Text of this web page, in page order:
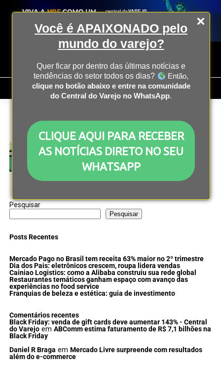
Você é APAIXONADO pelo
mundo do varejo?
Quer ficar por dentro das últimas notícias e
tendências do setor todos os dias?
Então,
clique no botão abaixo e entre na comunidade
do Central do Varejo no WhatsApp.
CLIQUE AQUI PARA RECEBER
AS NOTÍCIAS DIRETO NO SEU
WHATSAPP
All posts tagged "TomTom"
INOVAÇÃO 3 anos atrás
Microsoft e TomTom fazem parceria para criar
assistente de IA para carros
Pesquisar
Pesquisar
Posts Recentes
Mercado Pago no Brasil tem receita 63% maior no 2º trimestre
Dia dos Pais: eletrônicos crescem, roupa lidera vendas
Cainiao Logistics: como a Alibaba construiu sua rede global
Restaurantes temáticos ganham espaço com avanço das
experiências no food service
Franquias de beleza e estética: guia de investimento
Comentários recentes
Black Friday: venda de gift cards deve aumentar 143% - Central
do Varejoem ABComm estima faturamento de R$ 7,1 bilhões na
Black Friday
Daniel R Braga em Mercado Livre surpreende com resultados
além do e-commerce